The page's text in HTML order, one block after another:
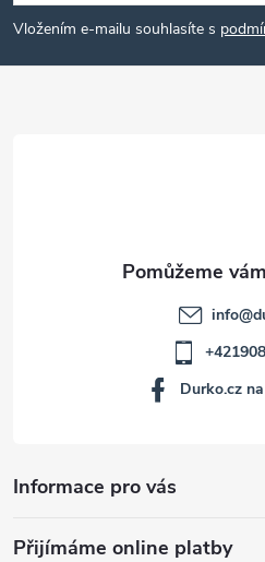
p
a
Vložením e-mailu souhlasíte s
Informace pro vás
Přijímáme online platby
info@
Durko.cz